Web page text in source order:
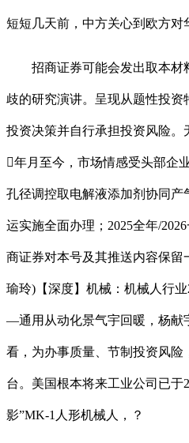
短短几天前，中方关心到欧方对
招商证券可能会发出取本材
歧的研究演讲。呈现从题性投资
投资决策并自行承担投资风险。
年月至今，市场情感受头部企
孔径调控取电解液添加剂协同
运实施全面办理；2025全年/
商证券对本号及其推送内容保
瑜玲)【深度】机械：机械人行
—通用从动化景气宇回暖，杨献
看，为办事质量、节制投资风险
台。美国根本将来工业公司已于
影”MK-1人形机械人，？